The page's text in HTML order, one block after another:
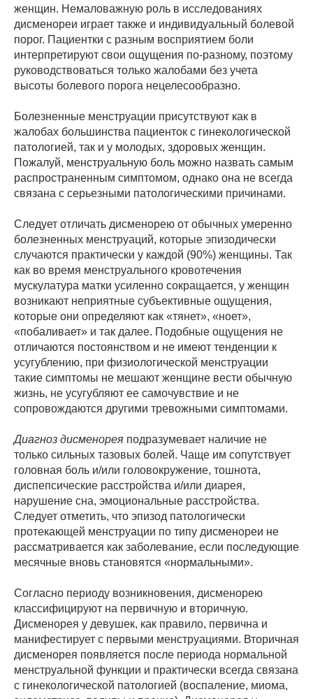
женщин. Немаловажную роль в исследованиях
дисменореи играет также и индивидуальный болевой
порог. Пациентки с разным восприятием боли
интерпретируют свои ощущения по-разному, поэтому
руководствоваться только жалобами без учета
высоты болевого порога нецелесообразно.
Болезненные менструации присутствуют как в
жалобах большинства пациенток с гинекологической
патологией, так и у молодых, здоровых женщин.
Пожалуй, менструальную боль можно назвать самым
распространенным симптомом, однако она не всегда
связана с серьезными патологическими причинами.
Следует отличать дисменорею от обычных умеренно
болезненных менструаций, которые эпизодически
случаются практически у каждой (90%) женщины. Так
как во время менструального кровотечения
мускулатура матки усиленно сокращается, у женщин
возникают неприятные субъективные ощущения,
которые они определяют как «тянет», «ноет»,
«побаливает» и так далее. Подобные ощущения не
отличаются постоянством и не имеют тенденции к
усугублению, при физиологической менструации
такие симптомы не мешают женщине вести обычную
жизнь, не усугубляют ее самочувствие и не
сопровождаются другими тревожными симптомами.
Диагноз дисменорея подразумевает наличие не
только сильных тазовых болей. Чаще им сопутствует
головная боль и/или головокружение, тошнота,
диспепсические расстройства и/или диарея,
нарушение сна, эмоциональные расстройства.
Следует отметить, что эпизод патологически
протекающей менструации по типу дисменореи не
рассматривается как заболевание, если последующие
месячные вновь становятся «нормальными».
Согласно периоду возникновения, дисменорею
классифицируют на первичную и вторичную.
Дисменорея у девушек, как правило, первична и
манифестирует с первыми менструациями. Вторичная
дисменорея появляется после периода нормальной
менструальной функции и практически всегда связана
с гинекологической патологией (воспаление, миома,